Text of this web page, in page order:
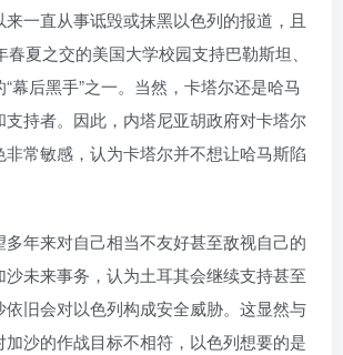
一直从事诋毁或抹黑以色列的报道，且
夏之交的美国大学校园支持巴勒斯坦、
幕后黑手”之一。当然，卡塔尔还是哈马
持者。因此，内塔尼亚胡政府对卡塔尔
常敏感，认为卡塔尔并不想让哈马斯陷
多年来对自己相当不友好甚至敌视自己的
沙未来事务，认为土耳其会继续支持甚至
旧会对以色列构成安全威胁。这显然与
沙的作战目标不相符，以色列想要的是